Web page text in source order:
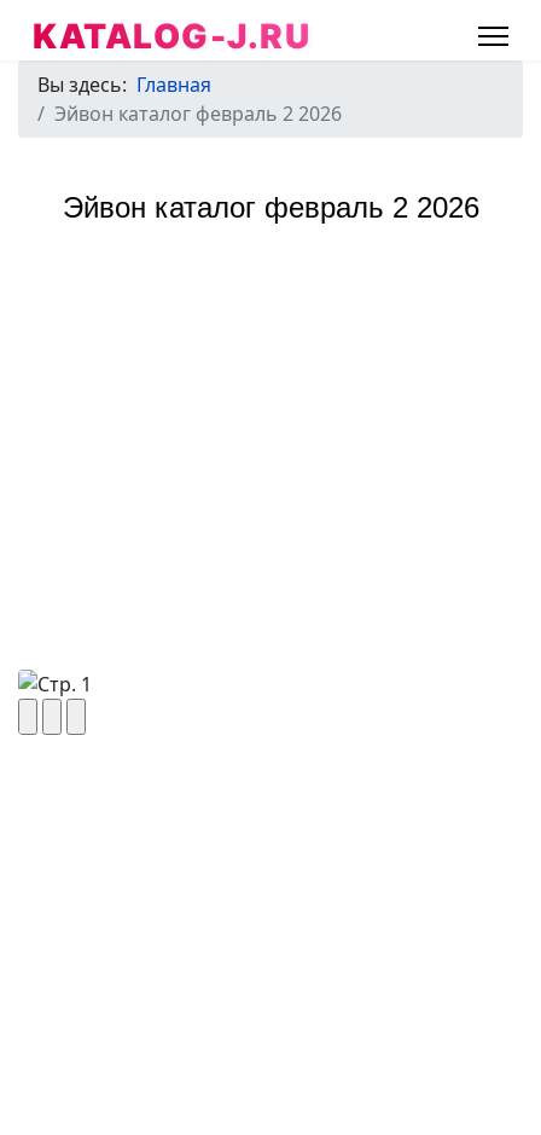
KATALOG-J.RU
Вы здесь: Главная
Эйвон каталог февраль 2 2026
Эйвон каталог февраль 2 2026